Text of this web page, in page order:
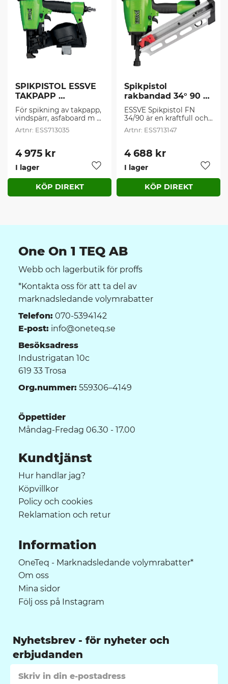
SPIKPISTOL ESSVE
TAKPAPP
RUNDBANDAD 15°
45 MM (1 st/frp)
För spikning av takpapp,
vindspärr, asfaboard m
m.
ESS713035
4 975 kr
Lägg till i favoriter
I lager
Spikpistol
rakbandad 34° 90
mm (1 st/frp)
ESSVE Spikpistol FN
34/90 är en kraftfull och
driftsäker
tryckluftsdriven
ESS713147
4 688 kr
Lägg
I lager
One On 1 TEQ AB
Webb och lagerbutik för proffs
*Kontakta oss för att ta del av
marknadsledande volymrabatter
Telefon: 070-5394142
E-post: info@oneteq.se
Besöksadress
Industrigatan 10c
619 33 Trosa
Org.nummer: 559306–4149
Öppettider
Måndag-Fredag 06.30 - 17.00
Kundtjänst
Hur handlar jag?
Köpvillkor
Policy och cookies
Reklamation och retur
Information
OneTeq - Marknadsledande volymrabatter*
Om oss
Mina sidor
Följ oss på Instagram
Nyhetsbrev